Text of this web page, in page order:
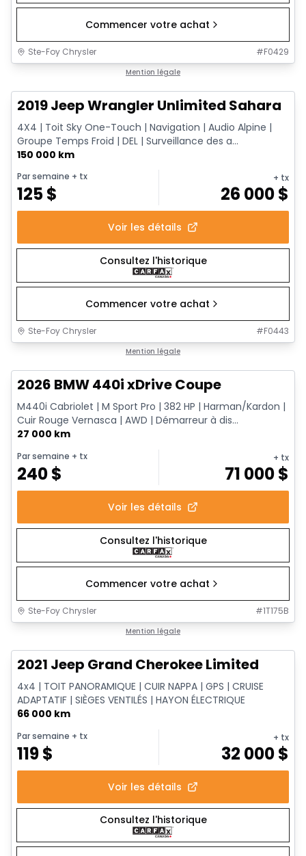
Commencer votre achat
Ste-Foy Chrysler #F0429
Mention légale
2019 Jeep Wrangler Unlimited Sahara
4X4 | Toit Sky One-Touch | Navigation | Audio Alpine |
Groupe Temps Froid | DEL | Surveillance des a...
150 000 km
Par semaine + tx
125$
+ tx
26 000$
Voir les détails
Consultez l'historique
Commencer votre achat
Ste-Foy Chrysler #F0443
Mention légale
2026 BMW 440i xDrive Coupe
M440i Cabriolet | M Sport Pro | 382 HP | Harman/Kardon |
Cuir Rouge Vernasca | AWD | Démarreur à dis...
27 000 km
Par semaine + tx
240$
+ tx
71 000$
Voir les détails
Consultez l'historique
Commencer votre achat
Ste-Foy Chrysler #1T175B
Mention légale
2021 Jeep Grand Cherokee Limited
4x4 | TOIT PANORAMIQUE | CUIR NAPPA | GPS | CRUISE
ADAPTATIF | SIÈGES VENTILÉS | HAYON ÉLECTRIQUE
66 000 km
Par semaine + tx
119$
+ tx
32 000$
Voir les détails
Consultez l'historique